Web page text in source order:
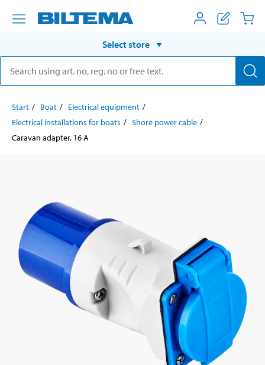
Select store
Start Boat
Electrical equipment
Electrical installations for boats
Shore power cable
Caravan adapter, 16 A